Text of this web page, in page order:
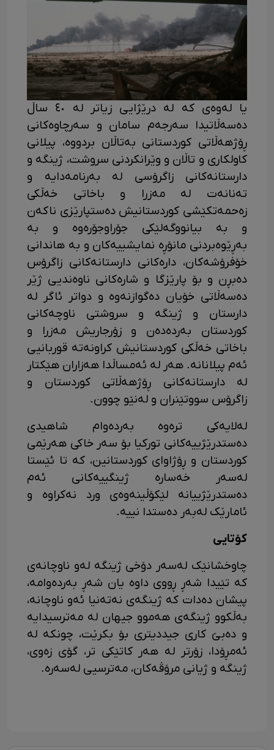
یا لەوەی کە لە درێژایی زیاتر لە ٤٠ ساڵ
دەسەڵاتیدا سەرجەم سامان و سەرچاوەکانی
ڕۆژهەڵاتی کوردستانی بەتاڵان بردووە، پیلانی
کاولکاری و تاڵان و وێرانکردنی سروشت، ژینگە و
دارستانەکانی زاگرۆسی لە بەرنامەدایە و
تەنانەت لە مەزرا و باخاتی خەڵکی
زەحمەتکێشی کوردستانیش دەستپارێزی ناکەن
و بە بیانووگەلێکی جۆراوجۆرەوە و بە
بەڕێوەبردنی مانۆڕە نمایشییەکان و بە هاندانی
خۆفرۆشەکان، دارەکانی دارستانەکانی زاگرۆس
دەبڕن و بۆ پارێزگا و شارەکانی ناوەندیی ژێر
دەسەڵاتی خۆیان دەگوازنەوە و دواتر ئاگر لە
دارستان و ژینگە و سروشتی ناوچەکانی
کوردستان بەردەدەن و زۆرجاریش مەزرا و
باخاتی خەڵکی کوردستانیش کراونەتە قوربانیی
ئەم پیلانانە. هەر لە ئەمساڵدا هەزاران هێکتار
لە دارستانەکانی ڕۆژهەڵاتی کوردستان و
زاگرۆس سووتێنران و لەنێو چوون.
لەلایەکی ترەوە بەردەوام شاهیدی
دەستدرێژییەکانی تورکیا بۆ سەر خاکی هەرێمی
کوردستان و ڕۆژاوای کوردستانین، کە تا ئێستا
لەسەر خەسارە ژینگییەکانی ئەم
دەستدرێژییانە لێکۆڵینەوەی ورد نەکراوە و
ئامارێک لەبەر دەستدا نییە.
کۆتایی
چاوخشانێک لەسەر دۆخی ژینگە لەو ناوچانەی
کە تێیدا شەڕ ڕووی داوە یان شەڕ بەردەوامە،
پیشان دەدات کە ژینگەی نەتەنیا ئەو ناوچانە،
بەڵکوو ژینگەی هەموو جیهان لە مەترسیدایە
و دەبێ کاری جیددیتری بۆ بکرێت، چونکە لە
ئەمڕۆدا، زۆرتر لە هەر کاتێکی تر، گۆی زەوی،
ژینگە و ژیانی مرۆڤەکان، مەترسیی لەسەرە.